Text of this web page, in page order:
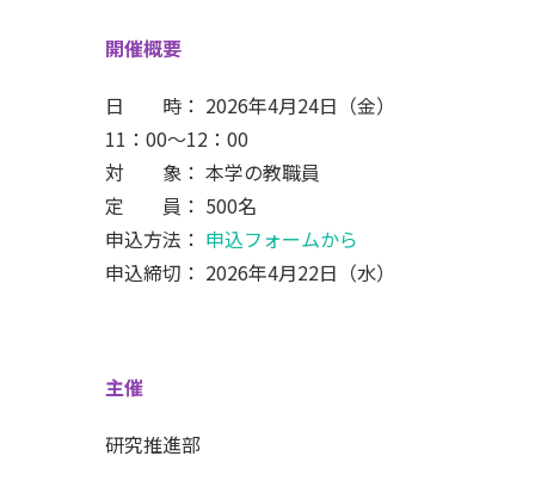
開催概要
日 時： 2026年4月24日（金）
11：00～12：00
対 象： 本学の教職員
定 員： 500名
申込方法： 申込フォームから
申込締切： 2026年4月22日（水）
主催
研究推進部